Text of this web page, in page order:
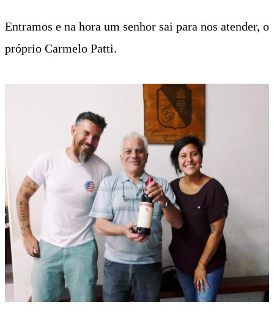
Entramos e na hora um senhor sai para nos atender, o
próprio Carmelo Patti.